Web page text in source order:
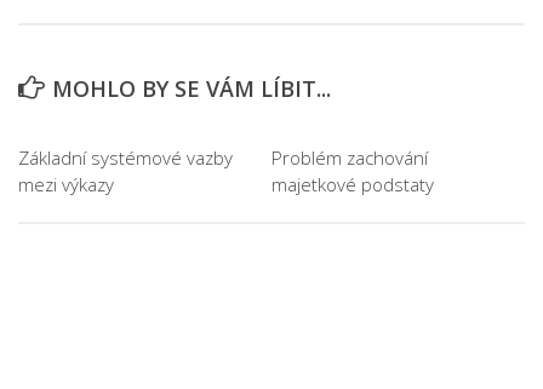
MOHLO BY SE VÁM LÍBIT...
Základní systémové vazby
mezi výkazy
Problém zachování
majetkové podstaty